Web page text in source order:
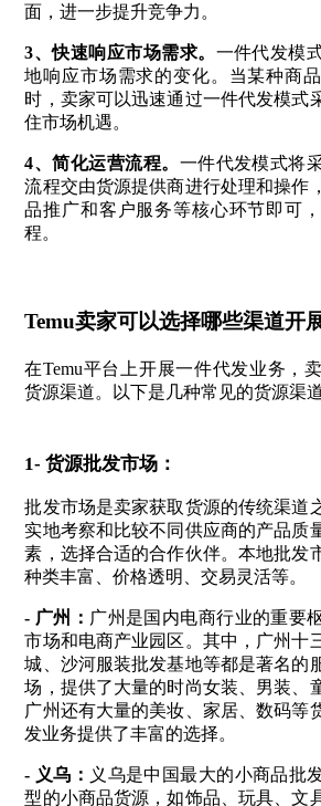
面，进一步提升竞争力。
3、快速响应市场需求。 一件代发模
地响应市场需求的变化。当某种商
时，卖家可以迅速通过一件代发模式
住市场机遇。
4、简化运营流程。 一件代发模式将
流程交由货源提供商进行处理和操作
品推广和客户服务等核心环节即可
程。
Temu卖家可以选择哪些渠道开
在Temu平台上开展一件代发业务，
货源渠道。以下是几种常见的货源渠
1- 货源批发市场：
批发市场是卖家获取货源的传统渠道
实地考察和比较不同供应商的产品质
素，选择合适的合作伙伴。本地批发
种类丰富、价格透明、交易灵活等。
- 广州： 广州是国内电商行业的重要
市场和电商产业园区。其中，广州十
城、沙河服装批发基地等都是著名的
场，提供了大量的时尚女装、男装、
广州还有大量的美妆、家居、数码等
发业务提供了丰富的选择。
- 义乌： 义乌是中国最大的小商品批
型的小商品货源，如饰品、玩具、文